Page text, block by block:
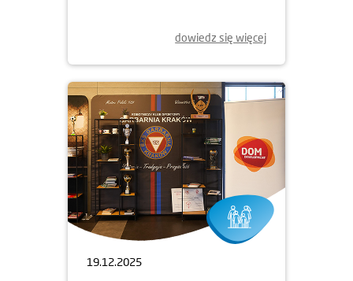
dowiedz się więcej
19.12.2025